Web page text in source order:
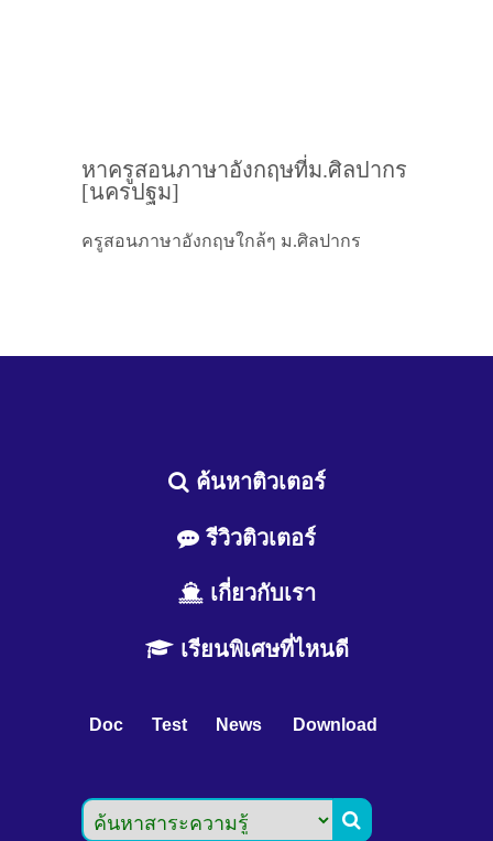
หาครูสอนภาษาอังกฤษที่ม.ศิลปากร
[นครปฐม]
ครูสอนภาษาอังกฤษใกล้ๆ ม.ศิลปากร
ค้นหาติวเตอร์
รีวิวติวเตอร์
เกี่ยวกับเรา
เรียนพิเศษที่ไหนดี
Doc Test News Download
